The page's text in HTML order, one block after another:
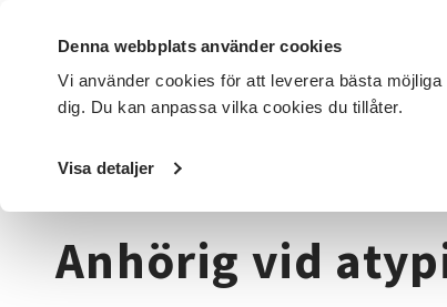
Denna webbplats använder cookies
Vi använder cookies för att leverera bästa
dig. Du kan anpassa vilka cookies du tillåter.
Visa detaljer
DET HÄR GÖR VI FÖR DIG SOM SÖK KURSER OCH
Startsida / Kurser och evenemang
Anhörig vid